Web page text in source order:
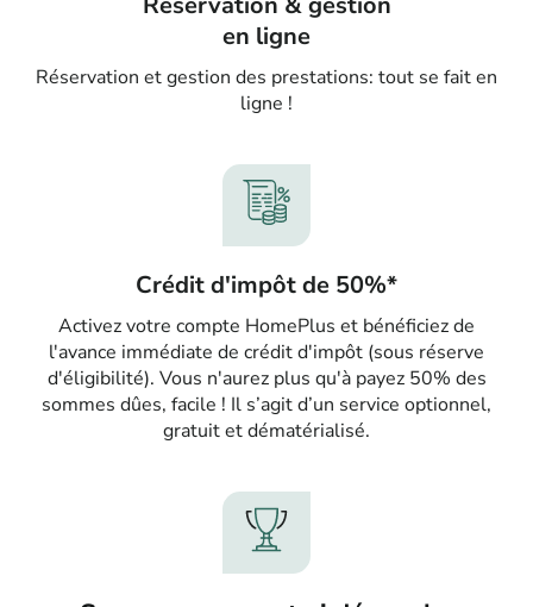
en ligne
Réservation et gestion des prestations: tout se fait en
ligne !
Crédit d'impôt de 50%*
Activez votre compte HomePlus et bénéficiez de
l'avance immédiate de crédit d'impôt (sous réserve
d'éligibilité). Vous n'aurez plus qu'à payez 50% des
sommes dûes, facile ! Il s’agit d’un service optionnel,
gratuit et dématérialisé.